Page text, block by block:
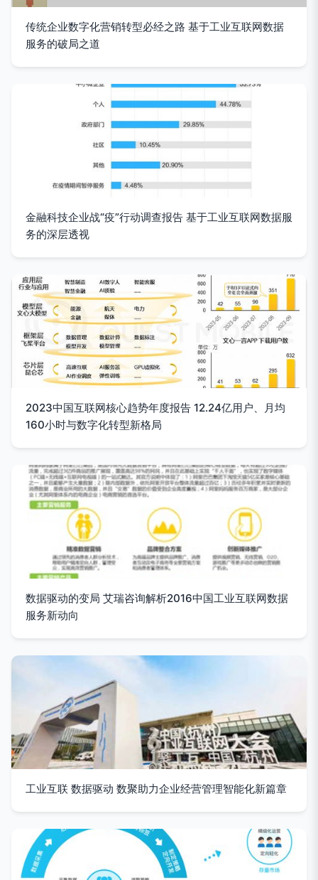
传统企业数字化营销转型必经之路 基于工业互联网数据
服务的破局之道
金融科技企业战“疫”行动调查报告 基于工业互联网数据服
务的深层透视
2023中国互联网核心趋势年度报告 12.24亿用户、月均
160小时与数字化转型新格局
数据驱动的变局 艾瑞咨询解析2016中国工业互联网数据
服务新动向
工业互联 数据驱动 数聚助力企业经营管理智能化新篇章